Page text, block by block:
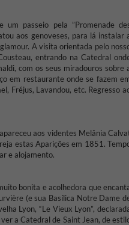
um passeio pela ”Promenade
aos genoveses, para lá instalar
A visita orientada pelo
entrando na Catedral
com os seus miradouros sobre
em restaurante onde se fazem
Fréjus, Lavandou, etc. Regresso
aos videntes Melânia
estas Aparições em 1851.
e alojamento.
bonita e acolhedora que
(e sua Basílica Notre Dame
Lyon, “Le Vieux Lyon”,
a Catedral de Saint Jean, de